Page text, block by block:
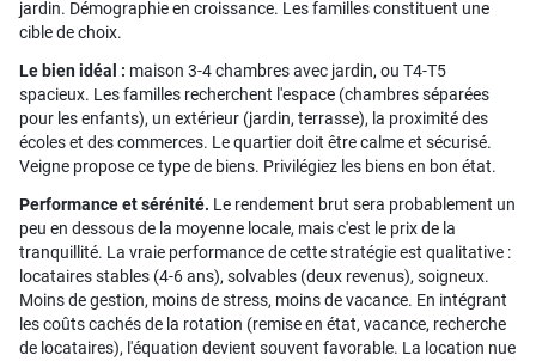
jardin. Démographie en croissance. Les familles constituent une
cible de choix.
Le bien idéal : maison 3-4 chambres avec jardin, ou T4-T5
spacieux. Les familles recherchent l'espace (chambres séparées
pour les enfants), un extérieur (jardin, terrasse), la proximité des
écoles et des commerces. Le quartier doit être calme et sécurisé.
Veigne propose ce type de biens. Privilégiez les biens en bon état.
Performance et sérénité. Le rendement brut sera probablement un
peu en dessous de la moyenne locale, mais c'est le prix de la
tranquillité. La vraie performance de cette stratégie est qualitative :
locataires stables (4-6 ans), solvables (deux revenus), soigneux.
Moins de gestion, moins de stress, moins de vacance. En intégrant
les coûts cachés de la rotation (remise en état, vacance, recherche
de locataires), l'équation devient souvent favorable. La location nue